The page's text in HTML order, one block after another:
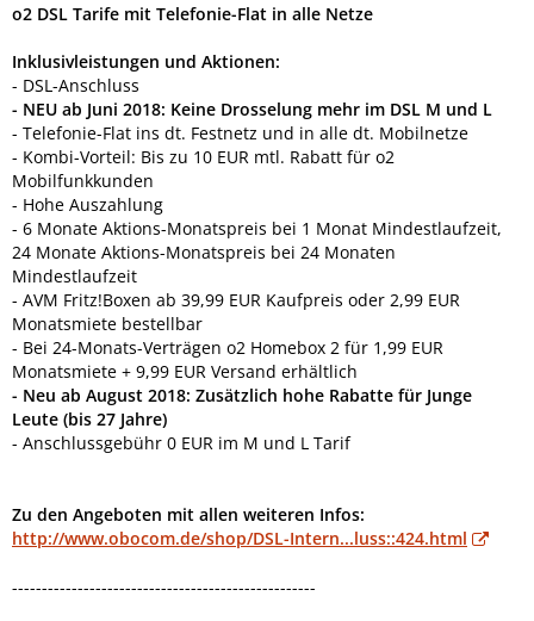
o2 DSL Tarife mit Telefonie-Flat in alle Netze
Inklusivleistungen und Aktionen:
- DSL-Anschluss
- NEU ab Juni 2018: Keine Drosselung mehr im DSL M und L
- Telefonie-Flat ins dt. Festnetz und in alle dt. Mobilnetze
- Kombi-Vorteil: Bis zu 10 EUR mtl. Rabatt für o2
Mobilfunkkunden
- Hohe Auszahlung
- 6 Monate Aktions-Monatspreis bei 1 Monat Mindestlaufzeit,
24 Monate Aktions-Monatspreis bei 24 Monaten
Mindestlaufzeit
- AVM Fritz!Boxen ab 39,99 EUR Kaufpreis oder 2,99 EUR
Monatsmiete bestellbar
- Bei 24-Monats-Verträgen o2 Homebox 2 für 1,99 EUR
Monatsmiete + 9,99 EUR Versand erhältlich
- Neu ab August 2018: Zusätzlich hohe Rabatte für Junge
Leute (bis 27 Jahre)
- Anschlussgebühr 0 EUR im M und L Tarif
Zu den Angeboten mit allen weiteren Infos:
http://www.obocom.de/shop/DSL-Intern...luss::424.html
---------------------------------------------------